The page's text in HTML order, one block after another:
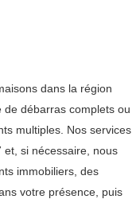
dans la région
de débarras complets ou
multiples. Nos services
si nécessaire, nous
immobiliers, des
votre présence, puis